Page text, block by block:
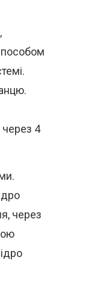
через 4
через